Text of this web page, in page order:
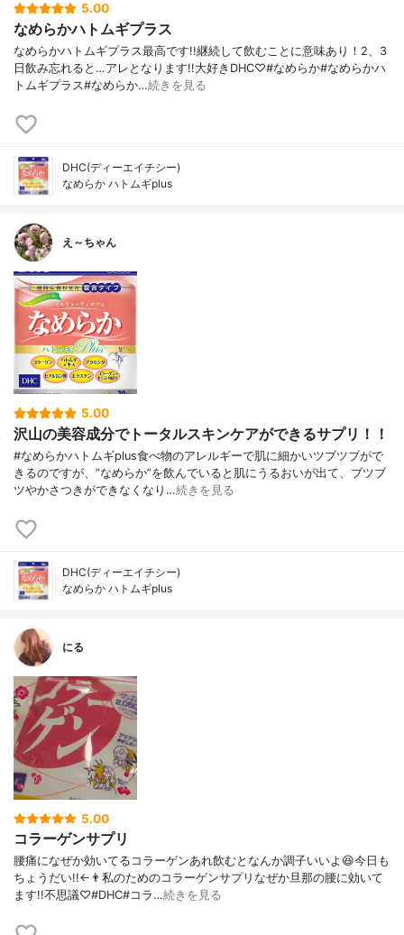
5.00
なめらかハトムギプラス
なめらかハトムギプラス最高です!!継続して飲むことに意味あり！2、3
日飲み忘れると…アレとなります!!大好きDHC♡#なめらか#なめらかハ
トムギプラス#なめらか…続きを見る
DHC(ディーエイチシー)
なめらか ハトムギplus
え～ちゃん
5.00
沢山の美容成分でトータルスキンケアができるサプリ！！
#なめらかハトムギplus食べ物のアレルギーで肌に細かいツブツブがで
きるのですが、”なめらか”を飲んでいると肌にうるおいが出て、ブツブ
ツやかさつきができなくなり…続きを見る
DHC(ディーエイチシー)
なめらか ハトムギplus
にる
5.00
コラーゲンサプリ
腰痛になぜか効いてるコラーゲンあれ飲むとなんか調子いいよ😆今日も
ちょうだい!!←👨私のためのコラーゲンサプリなぜか旦那の腰に効いて
ます!!不思議♡#DHC#コラ…続きを見る